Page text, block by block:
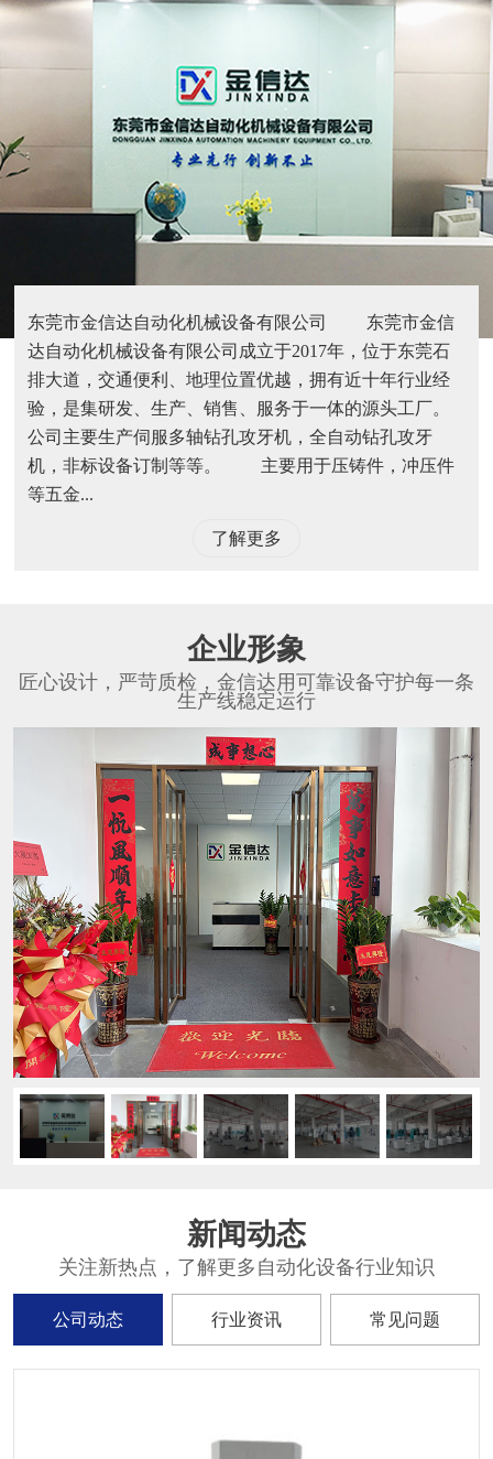
东莞市金信达自动化机械设备有限公司 东莞市金信
达自动化机械设备有限公司成立于2017年，位于东莞石
排大道，交通便利、地理位置优越，拥有近十年行业经
验，是集研发、生产、销售、服务于一体的源头工厂。
公司主要生产伺服多轴钻孔攻牙机，全自动钻孔攻牙
机，非标设备订制等等。 主要用于压铸件，冲压件
等五金...
了解更多
企业形象
匠心设计，严苛质检，金信达用可靠设备守护每一条
生产线稳定运行
新闻动态
关注新热点，了解更多自动化设备行业知识
公司动态 行业资讯 常见问题